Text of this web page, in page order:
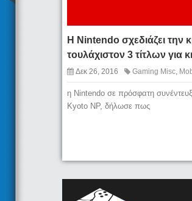
Η Nintendo σχεδιάζει την
τουλάχιστον 3 τίτλων για
Δεκ 26, 2016 Gaming Misc
η Nintendo σε πρόσφατη
Kyoto NP, δήλωσε πως